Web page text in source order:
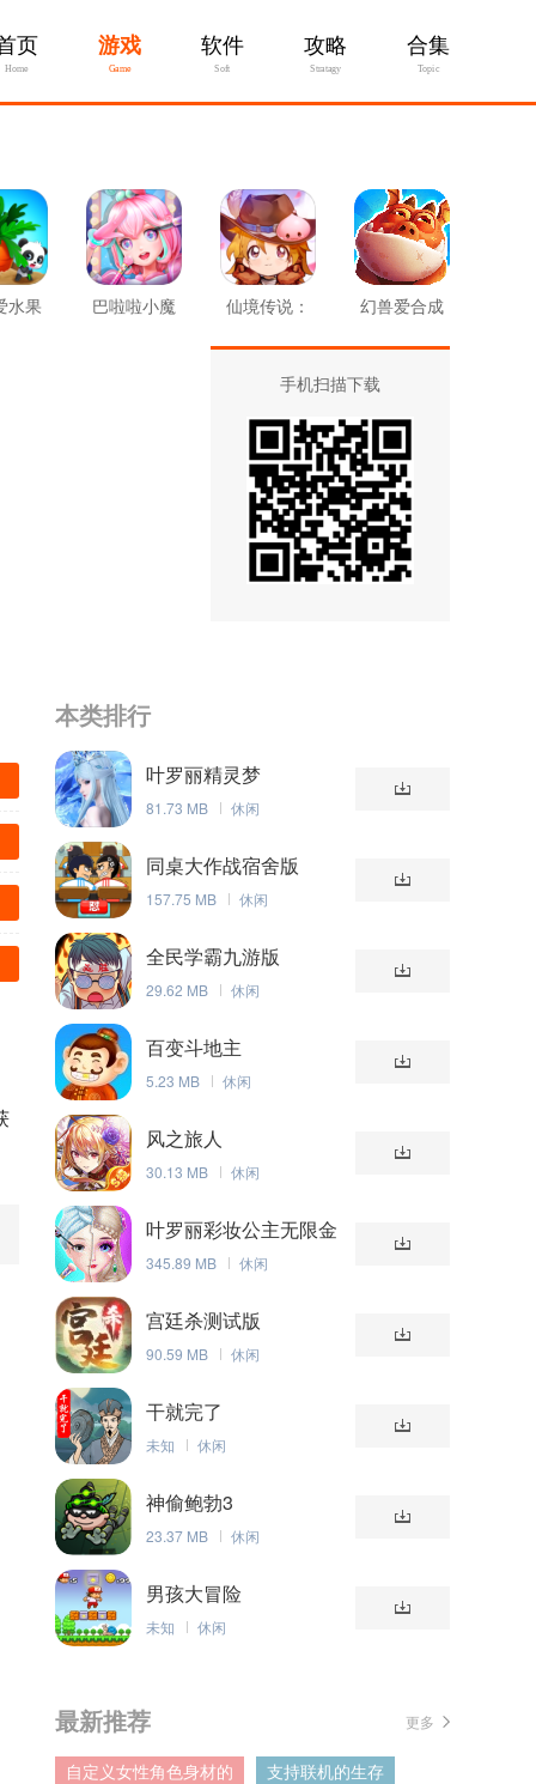
页
Home
游戏
Game
软件
Soft
攻略
Stratagy
合集
Topic
水果
巴啦啦小魔
仙境传说：
幻兽爱合成
手机扫描下载
本类排行
叶罗丽精灵梦
81.73 MB 休闲
同桌大作战宿舍版
157.75 MB 休闲
全民学霸九游版
29.62 MB 休闲
百变斗地主
5.23 MB 休闲
风之旅人
30.13 MB 休闲
叶罗丽彩妆公主无限金
币版
345.89 MB 休闲
宫廷杀测试版
90.59 MB 休闲
干就完了
未知 休闲
神偷鲍勃3
23.37 MB 休闲
男孩大冒险
未知 休闲
最新推荐 更多
自定义女性角色身材的
支持联机的生存